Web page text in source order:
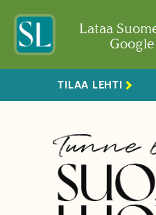
Lataa
TILAA LEHTI